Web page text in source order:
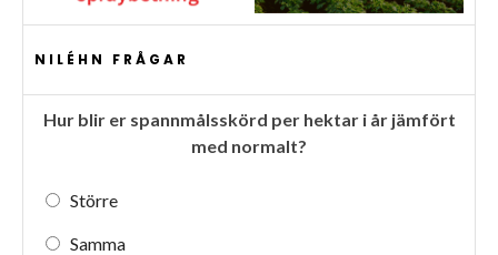
NILÉHN FRÅGAR
Hur blir er spannmålsskörd per hektar i år jämfört
med normalt?
Större
Samma